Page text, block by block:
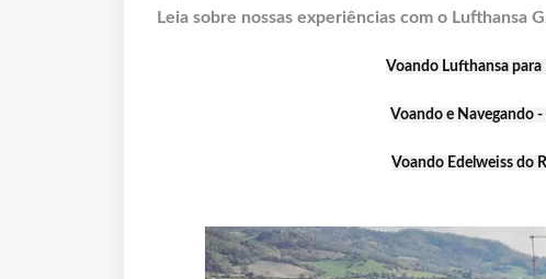
Leia sobre nossas experiências com o Lufthansa
Voando Lufthansa para
Voando e Navegando
Voando Edelweiss do